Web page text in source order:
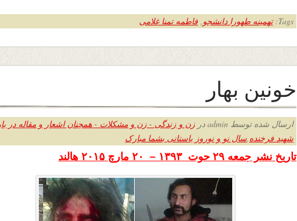
Tags: تهمینه طهورا دانشجو, فاطمه تمنا غلامی
خونین بهار
ارسال شده توسط admin در
زن و زندگی - زن و مشکلات - همچنان اشعار و مقاله در
شهید فرخنده,سال نو و نوروز باستانی بشما مبارک
تاریخ نشر جمعه ۲۹ حوت ۱۳۹۳ – ۲۰ مارچ ۲۰۱۵ هالند